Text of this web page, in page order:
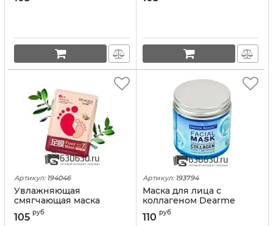
Артикул: 194046
Увлажняющая
смягчающая маска
Bioaqua для ног с медом
"Foot Mask"
105 руб
Артикул: 193794
Маска для лица с
коллагеном Dearme
Beauty "Collagen Facial
Mask" 120 ml
110 руб